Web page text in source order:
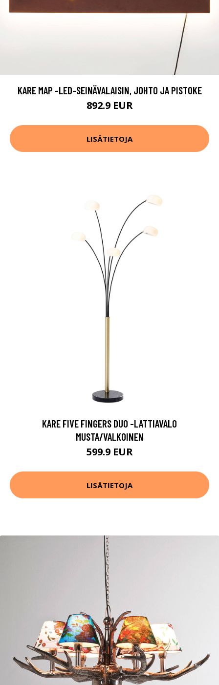
KARE MAP -LED-SEINÄVALAISIN, JOHTO JA PISTOKE
892.9 EUR
LISÄTIETOJA
KARE FIVE FINGERS DUO -LATTIAVALO
MUSTA/VALKOINEN
599.9 EUR
LISÄTIETOJA